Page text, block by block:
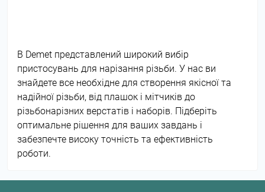
В Demet представлений широкий вибір
пристосувань для нарізання різьби. У нас ви
знайдете все необхідне для створення якісної та
надійної різьби, від плашок і мітчиків до
різьбонарізних верстатів і наборів. Підберіть
оптимальне рішення для ваших завдань і
забезпечте високу точність та ефективність
роботи.